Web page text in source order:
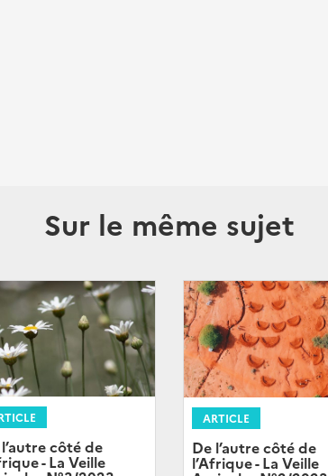
Sur le même sujet
côté de
- La Veille
ARTICLE
De l’autre côté de
l’Afrique - La Veille